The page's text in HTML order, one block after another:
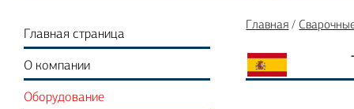
Главная страница
О компании
Оборудование
Главная /